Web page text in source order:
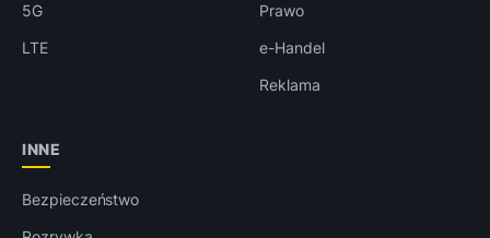
5G
LTE
Prawo
e-Handel
Reklama
INNE
Bezpieczeństwo